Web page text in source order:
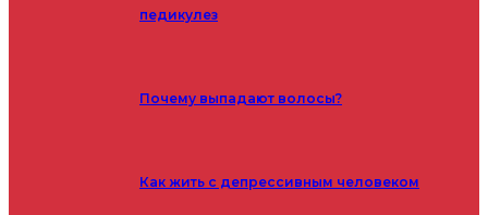
педикулез
Почему выпадают волосы?
Как жить с депрессивным человеком